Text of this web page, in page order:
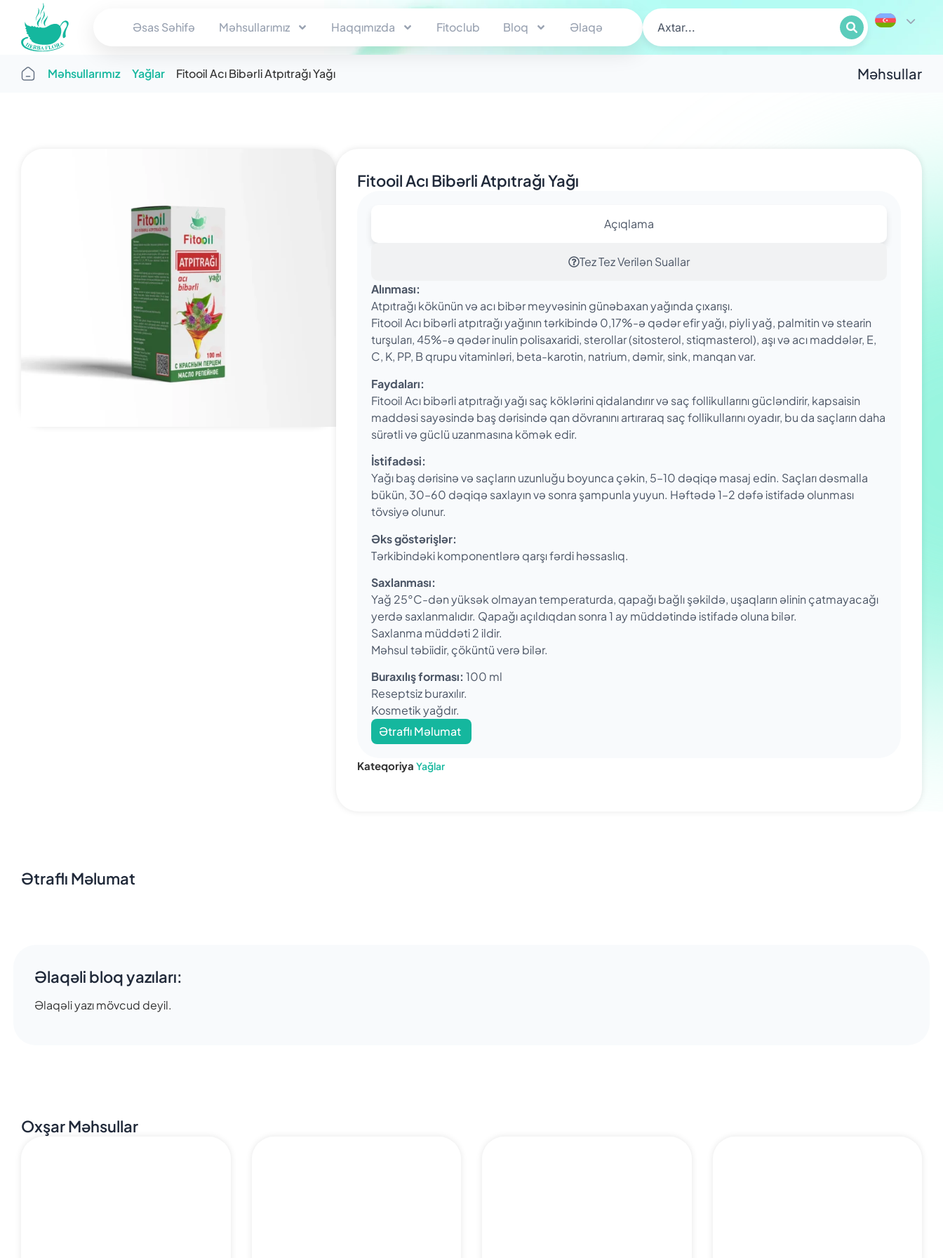
Əsas Səhifə Məhsullarımız Haqqımızda Fitoclub Bloq Əlaqə
Məhsullarımız Yağlar Fitooil Acı Bibərli Atpıtrağı Yağı Məhsullar
Fitooil Acı Bibərli Atpıtrağı Yağı
Açıqlama
Tez Tez Verilən Suallar
Alınması:
Atpıtrağı kökünün və acı bibər meyvəsinin günəbaxan yağında çıxarışı.
Fitooil Acı bibərli atpıtrağı yağının tərkibində 0,17%-ə qədər efir yağı, piyli yağ, palmitin və stearin
turşuları, 45%-ə qədər inulin polisaxaridi, sterollar (sitosterol, stiqmasterol), aşı və acı maddələr, E,
C, K, PP, B qrupu vitaminləri, beta-karotin, natrium, dəmir, sink, manqan var.
Faydaları:
Fitooil Acı bibərli atpıtrağı yağı saç köklərini qidalandırır və saç follikullarını gücləndirir, kapsaisin
maddəsi sayəsində baş dərisində qan dövranını artıraraq saç follikullarını oyadır, bu da saçların daha
sürətli və güclü uzanmasına kömək edir.
İstifadəsi:
Yağı baş dərisinə və saçların uzunluğu boyunca çəkin, 5–10 dəqiqə masaj edin. Saçları dəsmalla
bükün, 30–60 dəqiqə saxlayın və sonra şampunla yuyun. Həftədə 1–2 dəfə istifadə olunması
tövsiyə olunur.
Əks göstərişlər:
Tərkibindəki komponentlərə qarşı fərdi həssaslıq.
Saxlanması:
Yağ 25°C-dən yüksək olmayan temperaturda, qapağı bağlı şəkildə, uşaqların əlinin çatmayacağı
yerdə saxlanmalıdır. Qapağı açıldıqdan sonra 1 ay müddətin­də istifadə oluna bilər.
Saxlanma müddəti 2 ildir.
Məhsul təbiidir, çöküntü verə bilər.
Buraxılış forması: 100 ml
Reseptsiz buraxılır.
Kosmetik yağdır.
Ətraflı Məlumat
Kateqoriya Yağlar
Ətraflı Məlumat
Əlaqəli bloq yazıları:
Əlaqəli yazı mövcud deyil.
Oxşar Məhsullar